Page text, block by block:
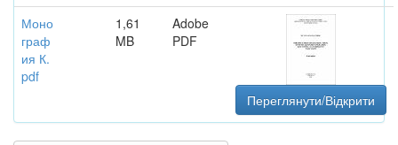
Моно
граф
ия К.
pdf
1,61
MB
Adobe
PDF
Переглянути/Відкрити